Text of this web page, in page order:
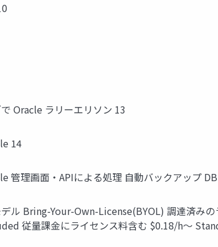
Oracle ラリーエリソン 13
14
管理画面・APIによる処理 自動バックアップ
デル Bring-Your-Own-License(BYOL) 調達済
従量課金にライセンス料含む $0.18/h〜